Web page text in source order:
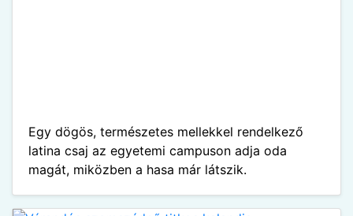
Egy dögös, természetes mellekkel rendelkező
latina csaj az egyetemi campuson adja oda
magát, miközben a hasa már látszik.